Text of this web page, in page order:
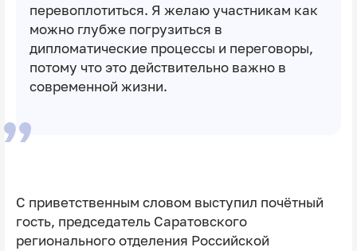
перевоплотиться. Я желаю участникам как
можно глубже погрузиться в
дипломатические процессы и переговоры,
потому что это действительно важно в
современной жизни.
С приветственным словом выступил почётный
гость, председатель Саратовского
регионального отделения Российской